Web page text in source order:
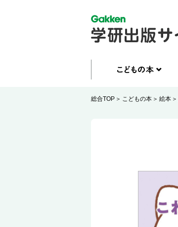
総合TOP こどもの本 絵本